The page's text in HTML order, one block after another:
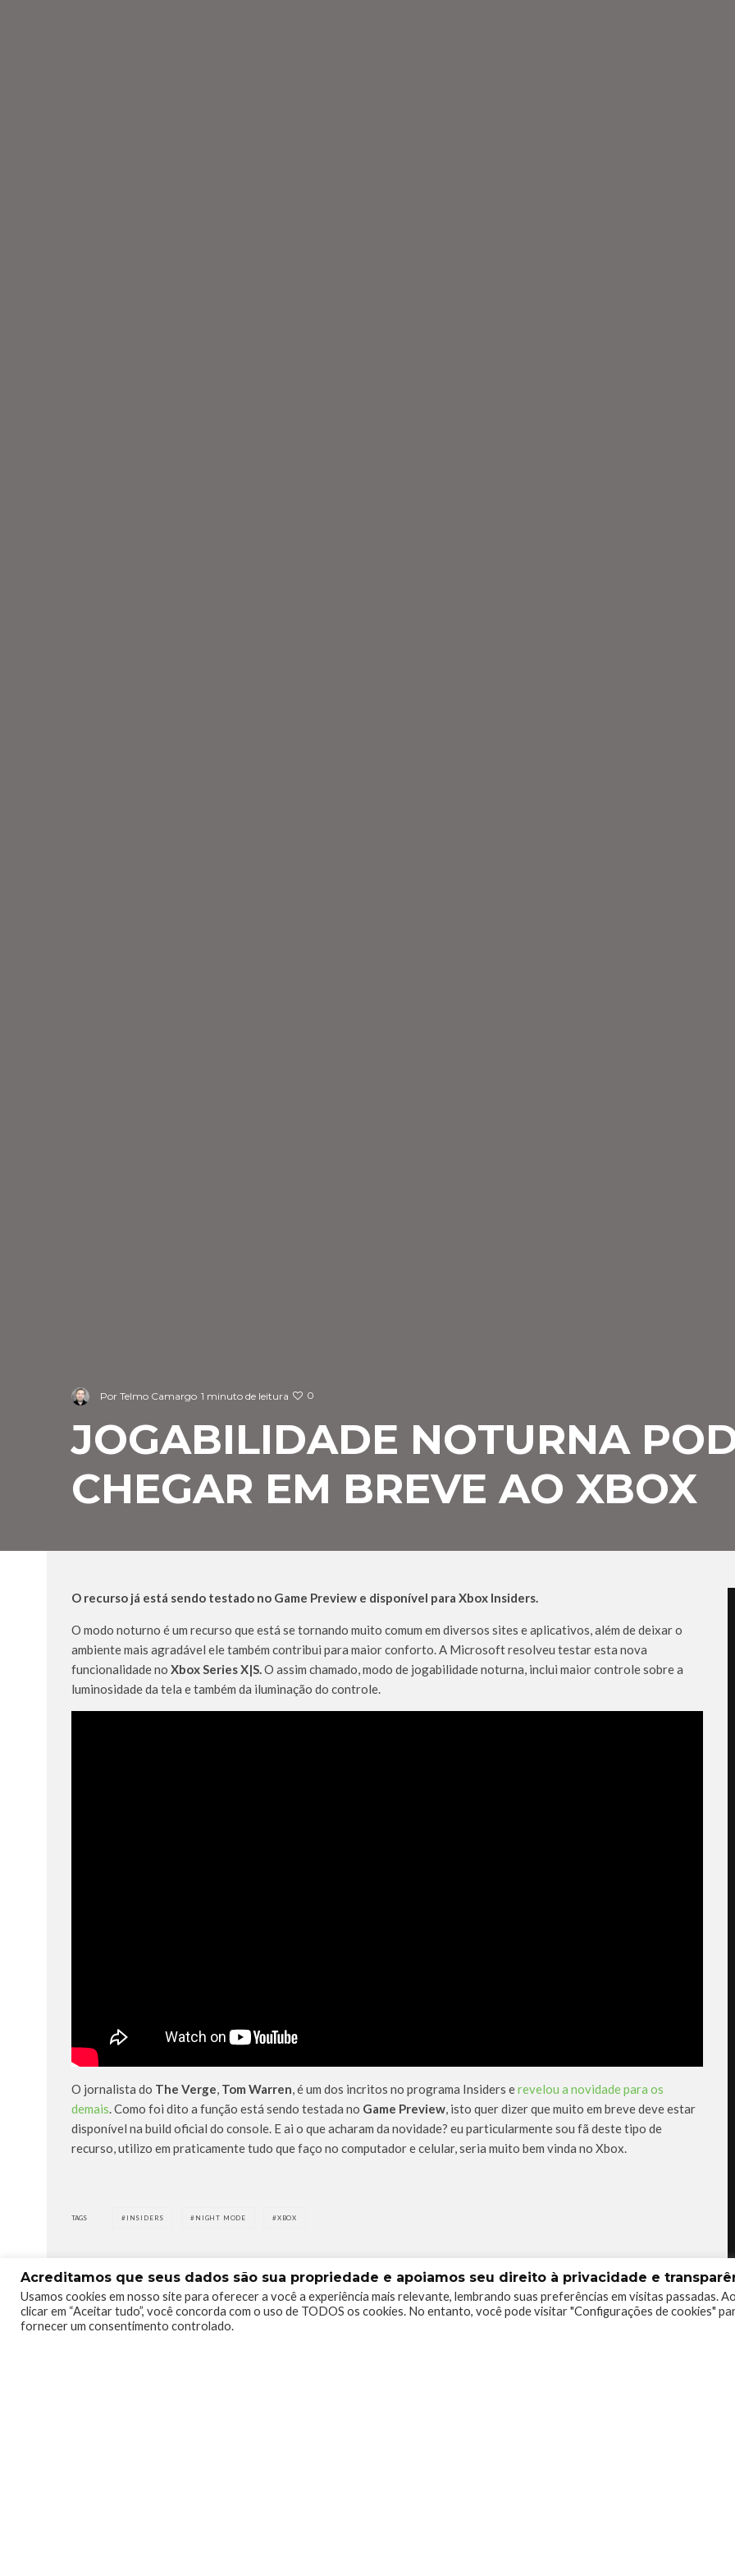
Por Telmo Camargo 1 minuto de leitura 0
JOGABILIDADE NOTURNA
CHEGAR EM BREVE AO XBOX
O recurso já está sendo testado no Game Preview e disponível para Xbox Insiders.
O modo noturno é um recurso que está se tornando muito comum em diversos sites e aplicativos, além de deixar o
ambiente mais agradável ele também contribui para maior conforto. A Microsoft resolveu testar esta nova
funcionalidade no Xbox Series X|S.O assim chamado, modo de jogabilidade noturna, inclui maior controle sobre a
luminosidade da tela e também da iluminação do controle.
O jornalista do The Verge, Tom Warren, é um dos incritos no programa Insiders erevelou a novidade para os
demais. Como foi dito a função está sendo testada no Game Preview, isto quer dizer que muito em breve deve estar
disponível na build oficial do console. E ai o que acharam da novidade? eu particularmente sou fã deste tipo de
recurso, utilizo em praticamente tudo que faço no computador e celular, seria muito bem vinda no Xbox.
TAGS INSIDERS NIGHT MODE XBOX
0
Acreditamos que seus dados são sua propriedade e apoiamos seu direito à privacidade e
Usamos cookies em nosso site para oferecer a você a experiência mais relevante, lembrando suas preferências em visitas passadas.
clicar em “Aceitar tudo”, você concorda com o uso de TODOS os cookies. No entanto, você pode visitar "Configurações de cookies"
fornecer um consentimento controlado.